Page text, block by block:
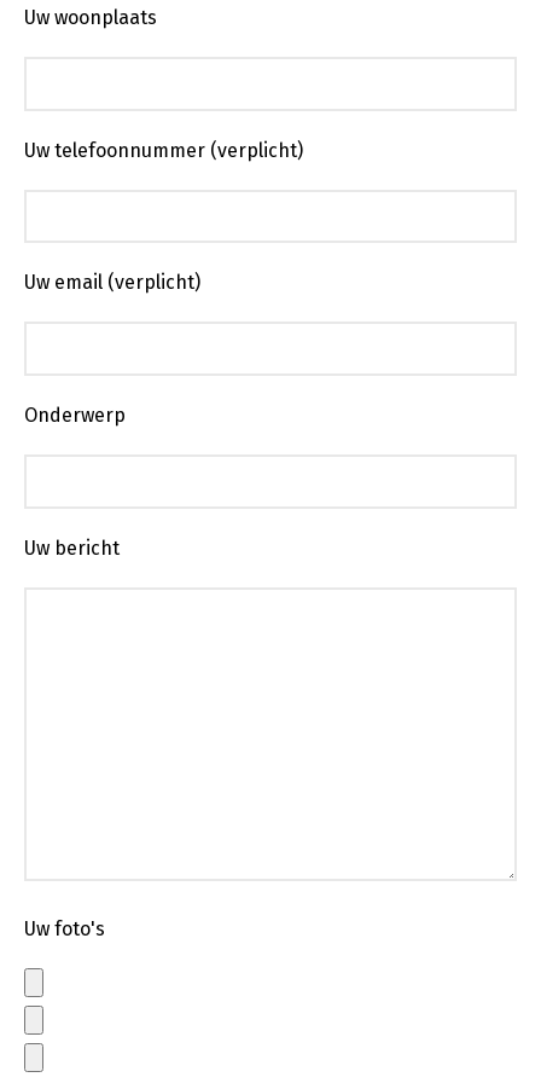
Uw woonplaats
Uw telefoonnummer (verplicht)
Uw email (verplicht)
Onderwerp
Uw bericht
Uw foto's